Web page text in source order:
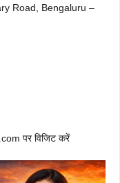
Road, Bengaluru –
पर विजिट करें